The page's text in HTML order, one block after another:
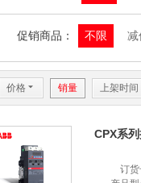
促销商品： 不限 减
价格 6 销量 上架时间
CPX系
订货